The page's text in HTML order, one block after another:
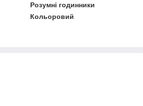
Розумні годинники
Кольоровий